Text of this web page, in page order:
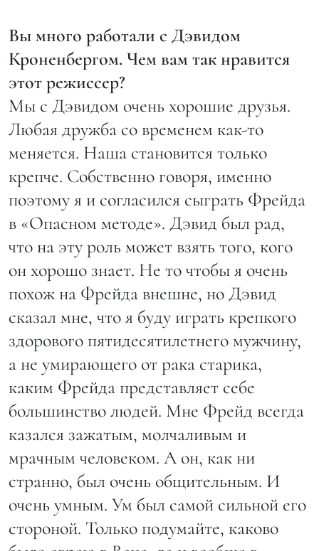
Вы много работали с Дэвидом
Кроненбергом. Чем вам так нравится
этот режиссер?
Мы с Дэвидом очень хорошие друзья.
Любая дружба со временем как-то
меняется. Наша становится только
крепче. Собственно говоря, именно
поэтому я и согласился сыграть Фрейда
в «Опасном методе». Дэвид был рад,
что на эту роль может взять того, кого
он хорошо знает. Не то чтобы я очень
похож на Фрейда внешне, но Дэвид
сказал мне, что я буду играть крепкого
здорового пятидесятилетнего мужчину,
а не умирающего от рака старика,
каким Фрейда представляет себе
большинство людей. Мне Фрейд всегда
казался зажатым, молчаливым и
мрачным человеком. А он, как ни
странно, был очень общительным. И
очень умным. Ум был самой сильной его
стороной. Только подумайте, каково